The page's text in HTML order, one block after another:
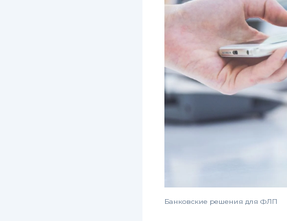
Банковские решения для ФЛП